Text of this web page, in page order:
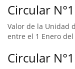
Circular
Valor de la Unidad
entre el 1 Enero
Circular